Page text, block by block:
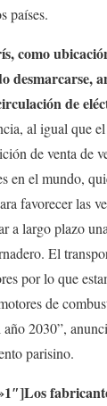
países.
como
desmarcarse,
de
al igual que
de venta de
en el mundo,
favorecer las
a largo plazo
El
por lo que
de
2030”,
parisino.